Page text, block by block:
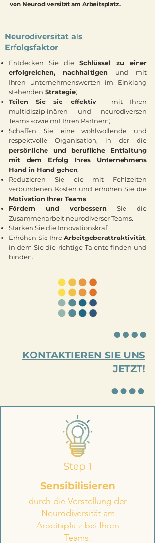
von Neurodiversität am Arbeitsplatz.
Neurodiversität als
Erfolgsfaktor
Entdecken Sie die Schlüssel zu einer
erfolgreichen, nachhaltigen und mit
Ihren Unternehmenswerten im Einklang
stehenden Strategie;
Teilen Sie sie effektiv
mit Ihren
multidisziplinären und neurodiversen
Teams sowie mit Ihren Partnern;
Schaffen Sie eine wohlwollende und
respektvolle Organisation, in der die
persönliche und berufliche Entfaltung
mit dem Erfolg Ihres Unternehmens
Hand in Hand gehen;
Reduzieren Siedie mit Fehlzeiten
verbundenen Kosten und erhöhen Sie die
Motivation Ihrer Teams.
Fördern und verbessern Sie die
Zusammenarbeit neurodiverser Teams.
Stärken Sie die Innovationskraft;
Erhöhen Sie Ihre Arbeitgeberattraktivität,
in dem Sie die richtige Talente finden und
binden.
●●●●
KONTAKTIEREN SIE UNS
JETZT!
●●●●
Step 1
Sensibilisieren
durch die Vorstellung der
Neurodiversität am
Arbeitsplatz bei Ihren
Teams.